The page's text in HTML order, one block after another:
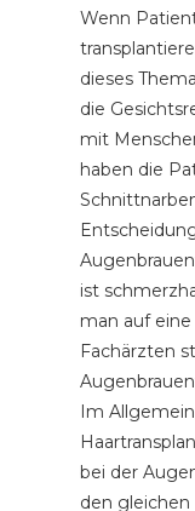
Wenn
dieses
die
mit
haben die
ist
man auf
Fachärzten
Im
bei der
den gleichen